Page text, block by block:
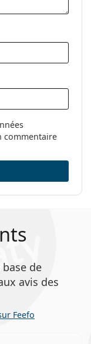
commentaire
de
avis des
Feefo